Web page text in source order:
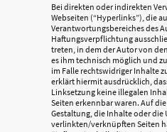
Bei direkten oder indirekten
Webseiten (“Hyperlinks”), die
Verantwortungsbereiches des
Haftungsverpflichtung
treten, in dem der Autor von
es ihm technisch möglich und
im Falle rechtswidriger Inhalte
erklärt hiermit ausdrücklich,
Linksetzung keine illegalen
Seiten erkennbar waren. Auf
Gestaltung, die Inhalte oder die
verlinkten/verknüpften Seiten